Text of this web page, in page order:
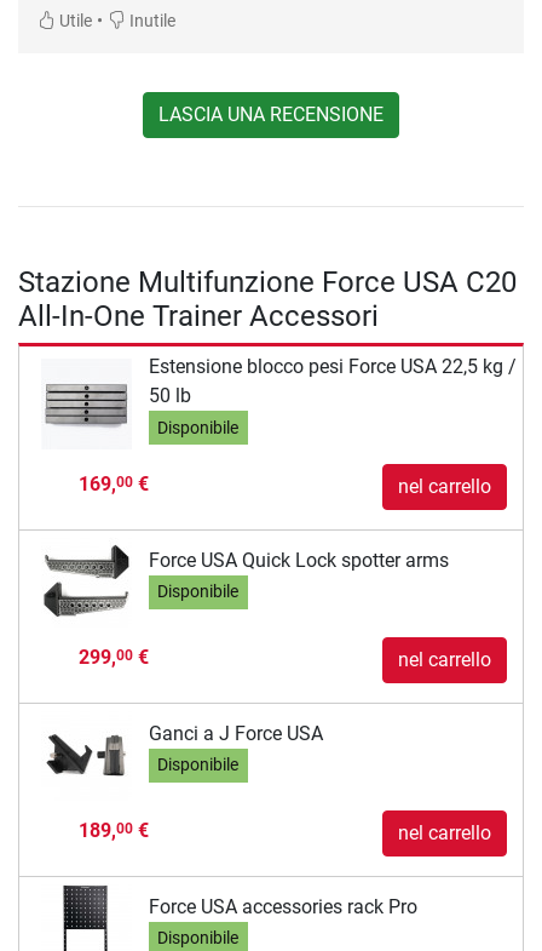
Utile • Inutile
LASCIA UNA RECENSIONE
Stazione Multifunzione Force USA C20
All-In-One Trainer Accessori
Estensione blocco pesi Force USA 22,5 kg /
50 lb
Disponibile
169,00€ nel carrello
Force USA Quick Lock spotter arms
Disponibile
299,00€ nel carrello
Ganci a J Force USA
Disponibile
189,00€ nel carrello
Force USA accessories rack Pro
Disponibile